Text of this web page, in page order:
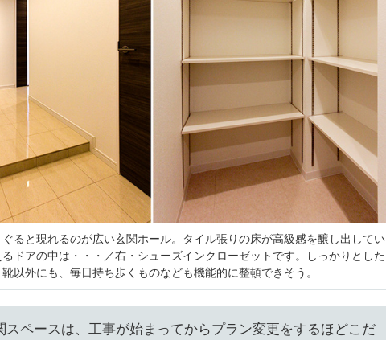
ると現れるのが広い玄関ホール。タイル張りの床が高級感を醸し出してい
るドアの中は・・・／右・シューズインクローゼットです。しっかりとした
以外にも、毎日持ち歩くものなども機能的に整頓できそう。
スペースは、工事が始まってからプラン変更をするほどこだ